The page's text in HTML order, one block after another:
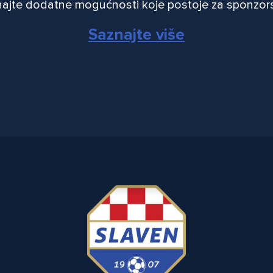
dodatne mogućnosti koje postoje za
Saznajte više